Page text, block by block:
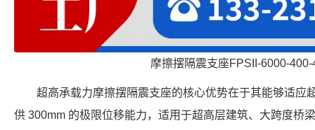
摩擦摆隔震支座FPSII-6000-400-
超高承载力摩擦摆隔震支座的核心优势在于其能够适应
供 300mm 的极限位移能力，适用于超高层建筑、大跨度桥